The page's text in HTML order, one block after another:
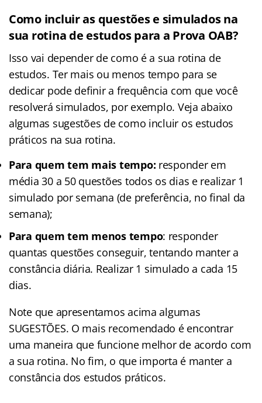
Como incluir as questões e simulados na
sua rotina de estudos para a Prova OAB?
Isso vai depender de como é a sua rotina de
estudos. Ter mais ou menos tempo para se
dedicar pode definir a frequência com que você
resolverá simulados, por exemplo. Veja abaixo
algumas sugestões de como incluir os estudos
práticos na sua rotina.
Para quem tem mais tempo: responder em
média 30 a 50 questões todos os dias e realizar 1
simulado por semana (de preferência, no final da
semana);
Para quem tem menos tempo: responder
quantas questões conseguir, tentando manter a
constância diária. Realizar 1 simulado a cada 15
dias.
Note que apresentamos acima algumas
SUGESTÕES. O mais recomendado é encontrar
uma maneira que funcione melhor de acordo com
a sua rotina. No fim, o que importa é manter a
constância dos estudos práticos.